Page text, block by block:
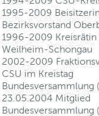
1995-2009
Bezirksvorstand
1996-2009 Kreisrätin
Weilheim-Schongau
2002-2009
CSU im Kreistag
Bundesversammlung
23.05.2004 Mitglied
Bundesversammlung